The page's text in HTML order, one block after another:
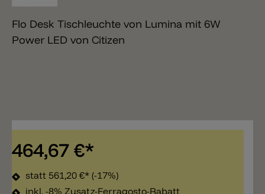
Flo Desk Tischleuchte von Lumina mit 6W
Power LED von Citizen
464,67 €*
statt 561,20 €* (-17%)
inkl. -8% Zusatz-Ferragosto-Rabatt